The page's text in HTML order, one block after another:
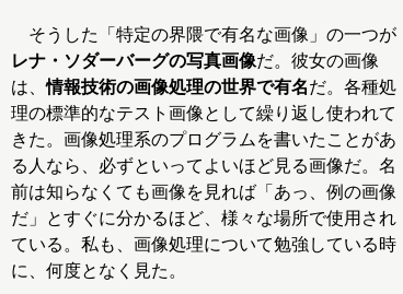
そうした「特定の界隈で有名な画像」の一つが
レナ・ソダーバーグの写真画像だ。彼女の画像
は、情報技術の画像処理の世界で有名だ。各種処
理の標準的なテスト画像として繰り返し使われて
きた。画像処理系のプログラムを書いたことがあ
る人なら、必ずといってよいほど見る画像だ。名
前は知らなくても画像を見れば「あっ、例の画像
だ」とすぐに分かるほど、様々な場所で使用され
ている。私も、画像処理について勉強している時
に、何度となく見た。